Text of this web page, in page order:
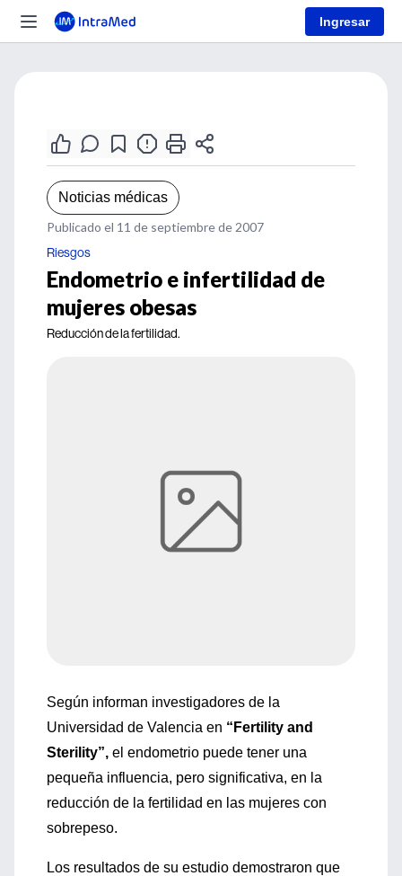
Ingresar
Noticias médicas
Publicado el 11 de septiembre de 2007
Riesgos
Endometrio e infertilidad de
mujeres obesas
Reducción de la fertilidad.
Según informan investigadores de la
Universidad de Valencia en “Fertility and
Sterility”, el endometrio puede tener una
pequeña influencia, pero significativa, en la
reducción de la fertilidad en las mujeres con
sobrepeso.
Los resultados de su estudio demostraron que